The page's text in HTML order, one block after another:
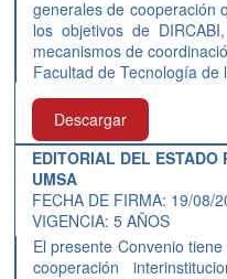
generales de cooperación
los objetivos de
mecanismos de
Facultad de Tecnología de
Descargar
EDITORIAL DEL
UMSA
FECHA DE FIRMA: 19/08/
VIGENCIA: 5 AÑOS
El presente Convenio
cooperación